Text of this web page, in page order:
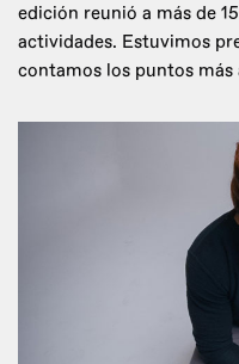
edición reunió a más de
actividades. Estuvimos
contamos los puntos